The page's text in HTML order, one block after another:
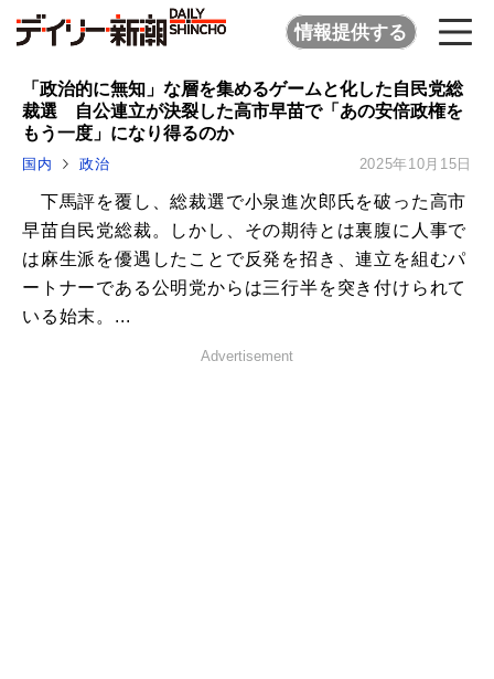
情報提供する
「政治的に無知」な層を集めるゲームと化した自民党総
裁選 自公連立が決裂した高市早苗で「あの安倍政権を
もう一度」になり得るのか
国内 政治 2025年10月15日
下馬評を覆し、総裁選で小泉進次郎氏を破った高市
早苗自民党総裁。しかし、その期待とは裏腹に人事で
は麻生派を優遇したことで反発を招き、連立を組むパ
ートナーである公明党からは三行半を突き付けられて
いる始末。...
Advertisement